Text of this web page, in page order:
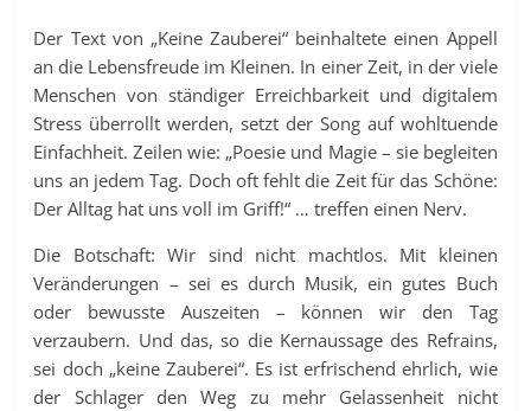
Der Text von „Keine Zauberei“ beinhaltete einen Appell
an die Lebensfreude im Kleinen. In einer Zeit, in der viele
Menschen von ständiger Erreichbarkeit und digitalem
Stress überrollt werden, setzt der Song auf wohltuende
Einfachheit. Zeilen wie: „Poesie und Magie – sie begleiten
uns an jedem Tag. Doch oft fehlt die Zeit für das Schöne:
Der Alltag hat uns voll im Griff!“ … treffen einen Nerv.
Die Botschaft: Wir sind nicht machtlos. Mit kleinen
Veränderungen – sei es durch Musik, ein gutes Buch
oder bewusste Auszeiten – können wir den Tag
verzaubern. Und das, so die Kernaussage des Refrains,
sei doch „keine Zauberei“. Es ist erfrischend ehrlich, wie
der Schlager den Weg zu mehr Gelassenheit nicht